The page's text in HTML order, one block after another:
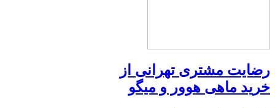
رضایت مشتری تهرانی از
خرید ماهی هوور و میگو